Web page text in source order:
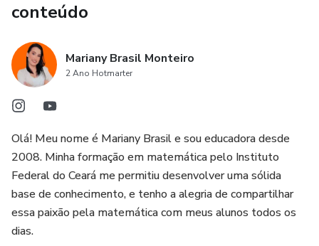
conteúdo
Mariany Brasil Monteiro
2 Ano Hotmarter
Olá! Meu nome é Mariany Brasil e sou educadora desde
2008. Minha formação em matemática pelo Instituto
Federal do Ceará me permitiu desenvolver uma sólida
base de conhecimento, e tenho a alegria de compartilhar
essa paixão pela matemática com meus alunos todos os
dias.